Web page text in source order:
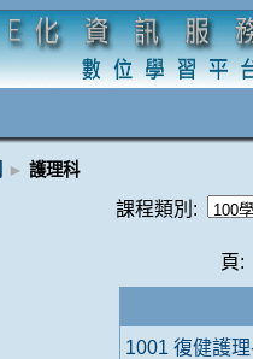
► 護理科
課程類別:
頁
1001 復健護